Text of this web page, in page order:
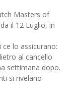
Masters of
il 12 Luglio, in
lo assicurano:
al cancello
settimana dopo.
si rivelano